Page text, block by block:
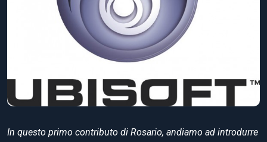
In questo primo contributo di Rosario, andiamo ad introdurre